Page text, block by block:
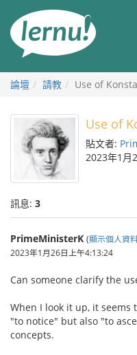
論壇 請教 Use of
Use of
貼文者:
2023年1月
訊息: 3
PrimeMinisterK (顯示個人資
2023年1月26日上午4:13:24
Can someone clarify the
When I look it up, it
"to notice" but also "to
concepts.